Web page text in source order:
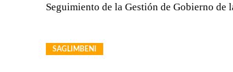
Seguimiento de la Gestión de Gobierno de
SAGLIMBENI